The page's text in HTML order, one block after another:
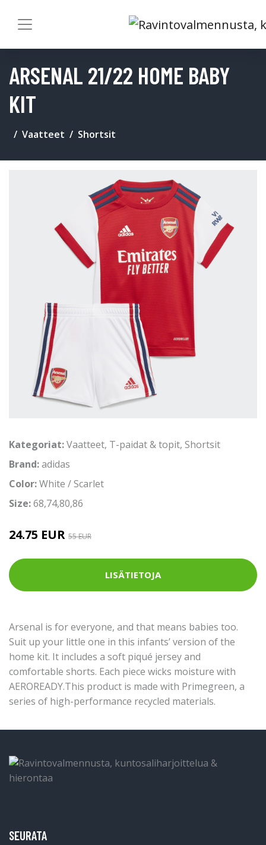
ARSENAL 21/22 HOME BABY
KIT
Vaatteet Shortsit
Kategoriat:Vaatteet, T-paidat & topit, Shortsit
Brand:adidas
Color:White / Scarlet
Size:68,74,80,86
24.75 EUR 55 EUR
LISÄTIETOJA
Arsenal is for everyone, and that means babies too.
Suit up your little one in this infants’ version of the
home kit. It includes a soft piqué jersey and
comfortable shorts. Each piece wicks moisture with
AEROREADY.This product is made with Primegreen, a
series of high-performance recycled materials.
SEURATA